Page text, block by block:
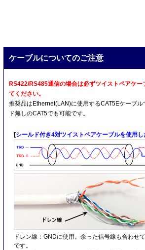
ケーブルについてのご注意
RS422/RS485通信の場合は必ずツイストペアケー
てください。
推奨品はEthernet(LAN)に使用するCAT5Eケーブ
ド無しのCAT5でも可能です。
[シールド付き4対ツイストペアケーブルを使用し
ドレン線：GNDに使用。余った信号線も合わせ
です。